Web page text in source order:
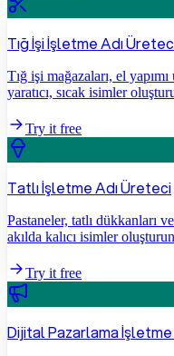
Tığ İşi İşletme Adı
Tığ işi mağazaları, el
yaratıcı, sıcak isimler
Try it free
Tatlı İşletme Adı Üreteci
Pastaneler, tatlı dükkanları
akılda kalıcı isimler
Try it free
Dijital Pazarlama